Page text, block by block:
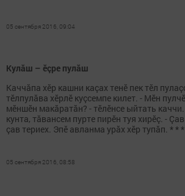
05 сентября 2016, 09:04
Кулăш – ӗçре пулăш
Каччăпа хӗр кашни каçах тенӗ пек тӗл
тӗлпулăва хӗрлӗ куçсемпе килет. - Мӗн
мӗншӗн макăратăн? - тӗлӗнсе ыйтать
кунта, тăвансем пурте пирӗн туя хирӗç. -
çав териех. Эпӗ авланма урăх хӗр тупăп. * *
05 сентября 2016, 08:58